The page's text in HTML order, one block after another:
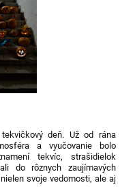
deň. Už od rána
a vyučovanie bolo
tekvíc, strašidielok
do rôznych
zaujímavých
svoje vedomosti, ale aj